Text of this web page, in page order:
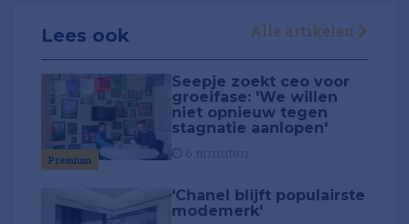
Lees ook Alle artikelen
Premium
Seepje zoekt ceo voor
groeifase: 'We willen
niet opnieuw tegen
stagnatie aanlopen'
'Chanel blijft populairste
modemerk'